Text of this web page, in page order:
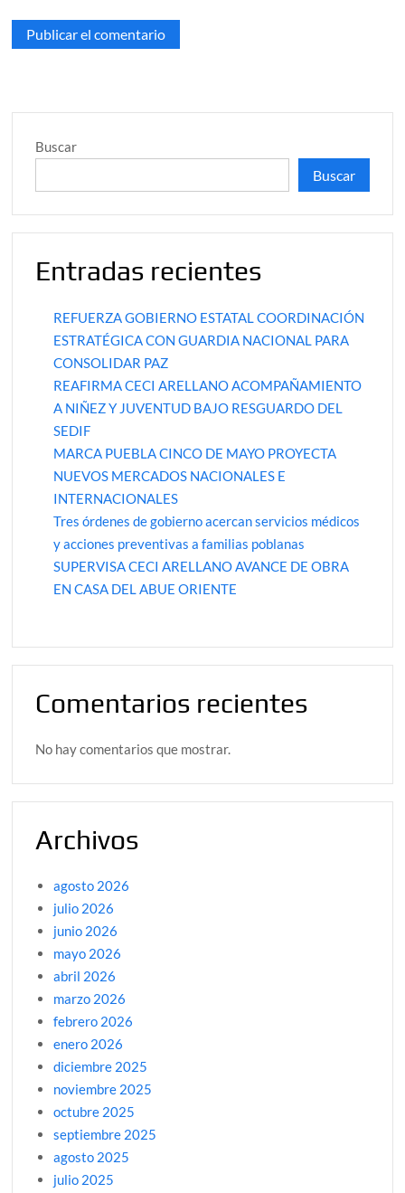
Buscar
Buscar
Entradas recientes
REFUERZA GOBIERNO ESTATAL COORDINACIÓN
ESTRATÉGICA CON GUARDIA NACIONAL PARA
CONSOLIDAR PAZ
REAFIRMA CECI ARELLANO ACOMPAÑAMIENTO
A NIÑEZ Y JUVENTUD BAJO RESGUARDO DEL
SEDIF
MARCA PUEBLA CINCO DE MAYO PROYECTA
NUEVOS MERCADOS NACIONALES E
INTERNACIONALES
Tres órdenes de gobierno acercan servicios médicos
y acciones preventivas a familias poblanas
SUPERVISA CECI ARELLANO AVANCE DE OBRA
EN CASA DEL ABUE ORIENTE
Comentarios recientes
No hay comentarios que mostrar.
Archivos
agosto 2026
julio 2026
junio 2026
mayo 2026
abril 2026
marzo 2026
febrero 2026
enero 2026
diciembre 2025
noviembre 2025
octubre 2025
septiembre 2025
agosto 2025
julio 2025